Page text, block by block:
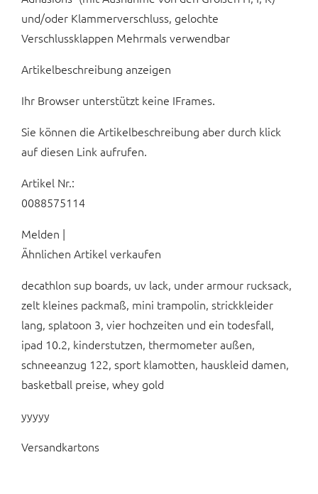
und/oder Klammerverschluss, gelochte
Verschlussklappen Mehrmals verwendbar
Artikelbeschreibung anzeigen
Ihr Browser unterstützt keine IFrames.
Sie können die Artikelbeschreibung aber durch klick
auf diesen Link aufrufen.
Artikel Nr.:
0088575114
Melden |
Ähnlichen Artikel verkaufen
decathlon sup boards, uv lack, under armour rucksack,
zelt kleines packmaß, mini trampolin, strickkleider
lang, splatoon 3, vier hochzeiten und ein todesfall,
ipad 10.2, kinderstutzen, thermometer außen,
schneeanzug 122, sport klamotten, hauskleid damen,
basketball preise, whey gold
yyyyy
Versandkartons